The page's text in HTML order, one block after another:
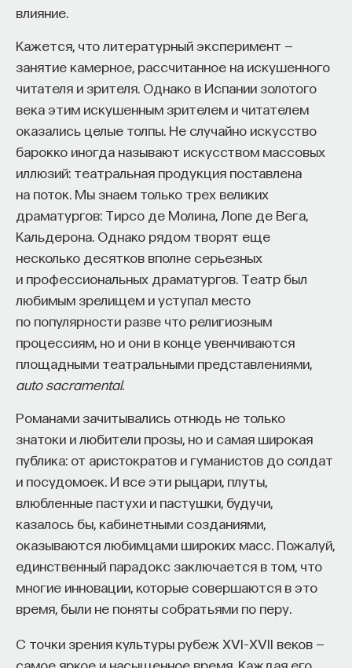
влияние.
Кажется, что литературный эксперимент —
занятие камерное, рассчитанное на искушенного
читателя и зрителя. Однако в Испании золотого
века этим искушенным зрителем и читателем
оказались целые толпы. Не случайно искусство
барокко иногда называют искусством массовых
иллюзий: театральная продукция поставлена
на поток. Мы знаем только трех великих
драматургов: Тирсо де Молина, Лопе де Вега,
Кальдерона. Однако рядом творят еще
несколько десятков вполне серьезных
и профессиональных драматургов. Театр был
любимым зрелищем и уступал место
по популярности разве что религиозным
процессиям, но и они в конце увенчиваются
площадными театральными представлениями,
auto sacramental.
Романами зачитывались отнюдь не только
знатоки и любители прозы, но и самая широкая
публика: от аристократов и гуманистов до солдат
и посудомоек. И все эти рыцари, плуты,
влюбленные пастухи и пастушки, будучи,
казалось бы, кабинетными созданиями,
оказываются любимцами широких масс. Пожалуй,
единственный парадокс заключается в том, что
многие инновации, которые совершаются в это
время, были не поняты собратьями по перу.
С точки зрения культуры рубеж XVI–XVII веков —
самое яркое и насыщенное время. Каждая его